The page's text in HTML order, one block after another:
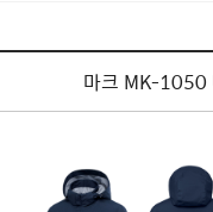
마크 MK-1050